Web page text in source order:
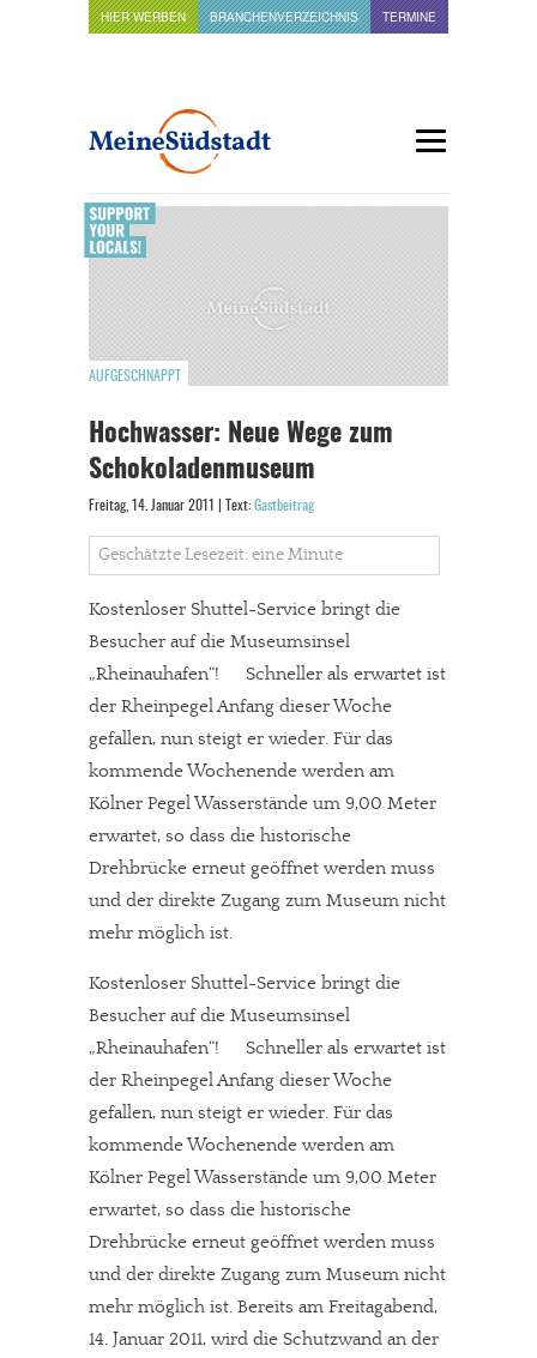
HIER WERBEN BRANCHENVERZEICHNIS TERMINE
AUFGESCHNAPPT
Hochwasser: Neue Wege zum
Schokoladenmuseum
Freitag, 14. Januar 2011 | Text: Gastbeitrag
Geschätzte Lesezeit: eine Minute
Kostenloser Shuttel-Service bringt die
Besucher auf die Museumsinsel
„Rheinauhafen“! Schneller als erwartet ist
der Rheinpegel Anfang dieser Woche
gefallen, nun steigt er wieder. Für das
kommende Wochenende werden am
Kölner Pegel Wasserstände um 9,00 Meter
erwartet, so dass die historische
Drehbrücke erneut geöffnet werden muss
und der direkte Zugang zum Museum nicht
mehr möglich ist.
Kostenloser Shuttel-Service bringt die
Besucher auf die Museumsinsel
„Rheinauhafen“! Schneller als erwartet ist
der Rheinpegel Anfang dieser Woche
gefallen, nun steigt er wieder. Für das
kommende Wochenende werden am
Kölner Pegel Wasserstände um 9,00 Meter
erwartet, so dass die historische
Drehbrücke erneut geöffnet werden muss
und der direkte Zugang zum Museum nicht
mehr möglich ist. Bereits am Freitagabend,
14. Januar 2011, wird die Schutzwand an der